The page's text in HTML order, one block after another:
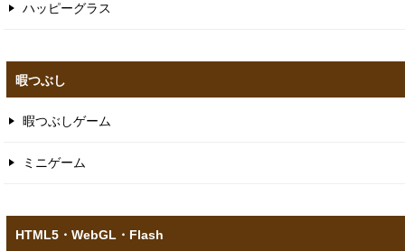
ハッピーグラス
暇つぶし
暇つぶしゲーム
ミニゲーム
HTML5​・WebGL​・Flash